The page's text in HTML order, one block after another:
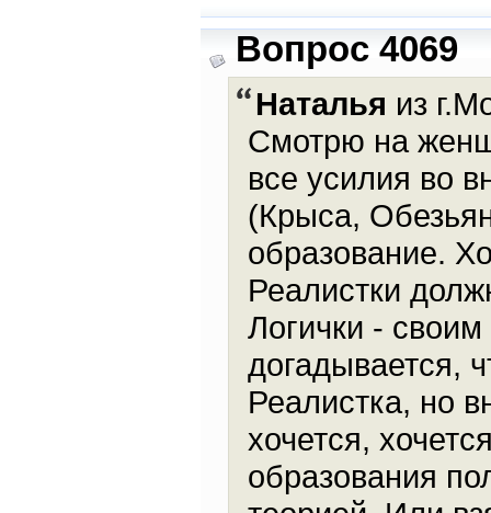
Вопрос 4069
Наталья из
Смотрю на
все усилия во
(Крыса,
образование.
Реалистки
Логички -
догадывается,
Реалистка, но
хочется,
образования